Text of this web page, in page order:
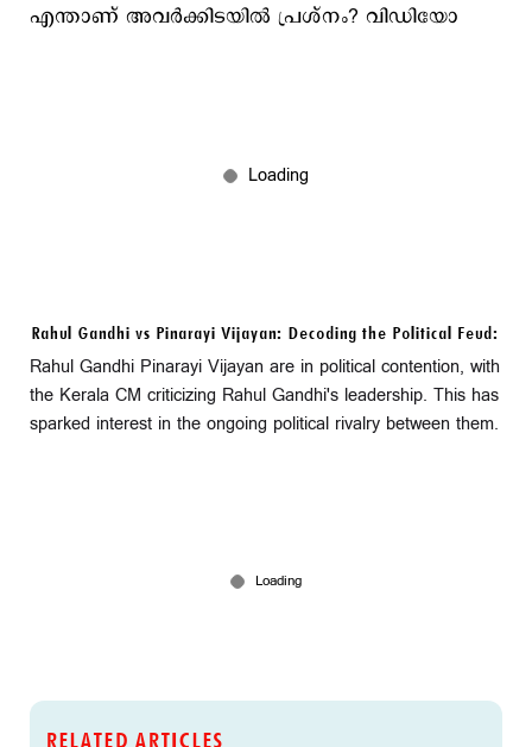
എന്താണ് അവര്‍ക്കിടയില്‍ പ്രശ്നം? വിഡിയോ
Rahul Gandhi vs Pinarayi Vijayan: Decoding the Political Feud:
Rahul Gandhi Pinarayi Vijayan are in political contention, with
the Kerala CM criticizing Rahul Gandhi's leadership. This has
sparked interest in the ongoing political rivalry between them.